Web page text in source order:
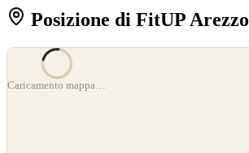
Posizione di FitUP Arezzo
OpenStreetMap
©CARTO
Caricamento mappa…